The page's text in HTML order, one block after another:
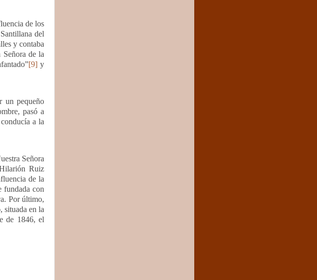
de los
del
y contaba
de la
[9] y
un pequeño
pasó a
a la
Señora
Ruiz
de la
fundada con
Por último,
situada en la
de 1846, el